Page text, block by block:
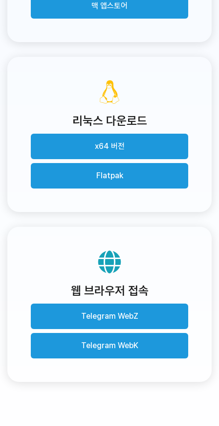
맥 앱스토어
리눅스 다운로드
x64 버전
Flatpak
웹 브라우저 접속
Telegram WebZ
Telegram WebK